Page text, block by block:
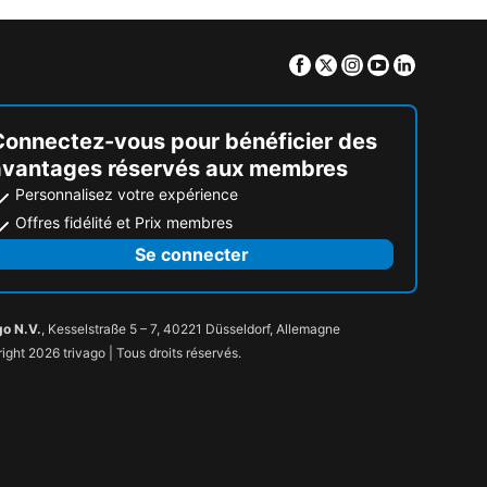
Facebook
TwitterInstagram
Youtube
vous pour bénéficier des
réservés aux membres
Personnalisez votre expérience
Offres fidélité et Prix membres
Se connecter
N.V., Kesselstraße 5 – 7, 40221 Düsseldorf, Allemagne
2026 trivago | Tous droits réservés.